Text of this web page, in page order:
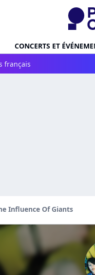
CONCERTS ET
français
Influence Of Giants